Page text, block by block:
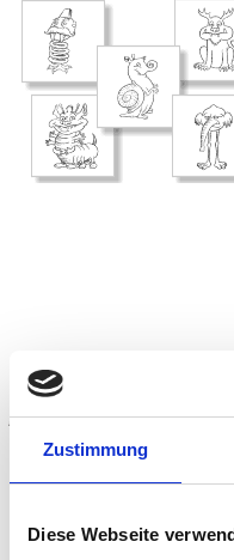
Zustimmung
Diese Webseite